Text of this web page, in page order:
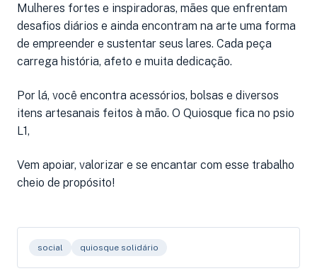
Mulheres fortes e inspiradoras, mães que enfrentam
desafios diários e ainda encontram na arte uma forma
de empreender e sustentar seus lares. Cada peça
carrega história, afeto e muita dedicação.
Por lá, você encontra acessórios, bolsas e diversos
itens artesanais feitos à mão. O Quiosque fica no psio
L1,
Vem apoiar, valorizar e se encantar com esse trabalho
cheio de propósito!
social quiosque solidário